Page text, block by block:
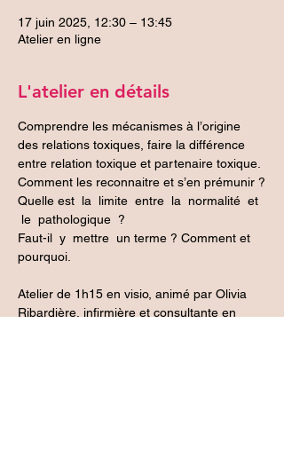
17 juin 2025, 12:30 – 13:45
Atelier en ligne
L'atelier en détails
Comprendre les mécanismes à l’origine
des relations toxiques, faire la différence
entre relation toxique et partenaire toxique.
Comment les reconnaitre et s’en prémunir ?
Quelle est  la  limite  entre  la  normalité  et
le  pathologique  ?
Faut-il  y  mettre  un terme ? Comment et
pourquoi.
Atelier de 1h15 en visio, animé par Olivia
Ribardière, infirmière et consultante en